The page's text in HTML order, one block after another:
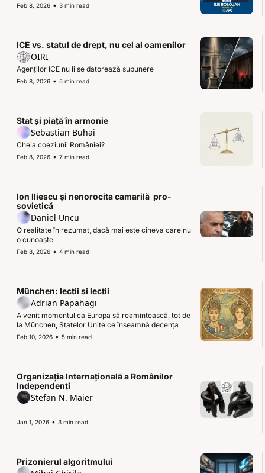
Feb 8, 2026 • 3 min read
ICE vs. statul de drept, nu cel al oamenilor
OIRI
Agenților ICE nu li se datorează supunere
Feb 8, 2026 • 5 min read
Stat și piață în armonie
Sebastian Buhai
Cheia coeziunii României?
Feb 8, 2026 • 7 min read
Ion Iliescu și nenorocita camarilă  pro-
sovietică
Daniel Uncu
O realitate în rezumat, dacă mai este cineva care nu
o cunoaște
Feb 8, 2026 • 4 min read
Adrian Papahagi
A venit momentul ca Europa să reamintească, tot de
la München, Statelor Unite ce înseamnă decența
Feb 10, 2026 • 5 min read
Organizația Internațională a Românilor
Independenți
Stefan N. Maier
Jan 1, 2026 • 3 min read
Prizonierul algoritmului